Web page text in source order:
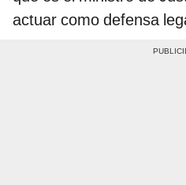
actuar como defensa